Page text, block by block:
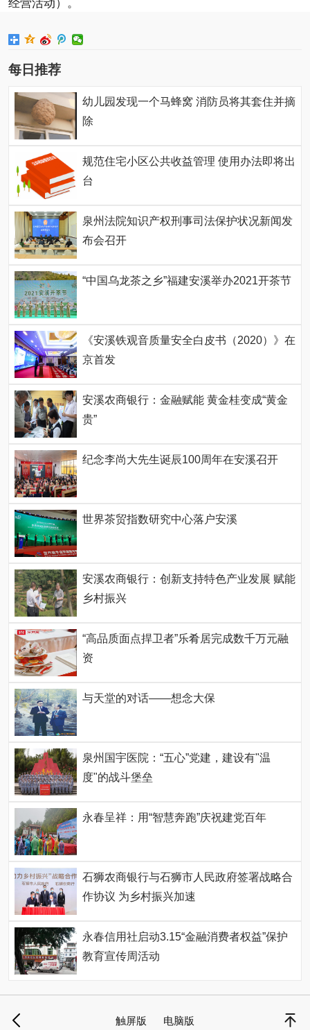
经营活动）。
每日推荐
幼儿园发现一个马蜂窝 消防员将其套住并摘
除
规范住宅小区公共收益管理 使用办法即将出
台
泉州法院知识产权刑事司法保护状况新闻发
布会召开
“中国乌龙茶之乡”福建安溪举办2021开茶节
《安溪铁观音质量安全白皮书（2020）》在
京首发
安溪农商银行：金融赋能 黄金桂变成“黄金
贵”
纪念李尚大先生诞辰100周年在安溪召开
世界茶贸指数研究中心落户安溪
安溪农商银行：创新支持特色产业发展 赋能
乡村振兴
“高品质面点捍卫者”乐肴居完成数千万元融
资
与天堂的对话——想念大保
泉州国宇医院：“五心”党建，建设有"温
度"的战斗堡垒
永春呈祥：用“智慧奔跑”庆祝建党百年
石狮农商银行与石狮市人民政府签署战略合
作协议 为乡村振兴加速
永春信用社启动3.15“金融消费者权益”保护
教育宣传周活动
触屏版 电脑版